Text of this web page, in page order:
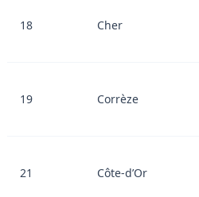
18 Cher
19 Corrèze
21 Côte-d’Or